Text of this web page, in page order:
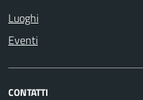
Luoghi
Eventi
CONTATTI